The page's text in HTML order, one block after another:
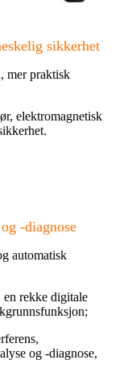
sikkerhet
mer praktisk
elektromagnetisk
-diagnose
automatisk
en rekke digitale
og -diagnose,